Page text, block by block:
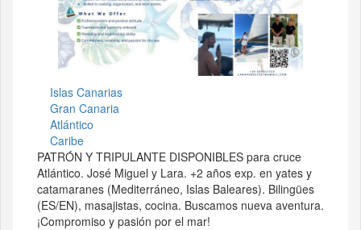
Islas Canarias
Gran Canaria
Atlántico
Caribe
PATRÓN Y TRIPULANTE DISPONIBLES para cruce
Atlántico. José Miguel y Lara. +2 años exp. en yates y
catamaranes (Mediterráneo, Islas Baleares). Bilingües
(ES/EN), masajistas, cocina. Buscamos nueva aventura.
¡Compromiso y pasión por el mar!